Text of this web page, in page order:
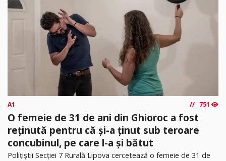
A1 751
O femeie de 31 de ani din Ghioroc a fost
reținută pentru că și-a ținut sub teroare
concubinul, pe care l-a și bătut
​Polițiștii Secției 7 Rurală Lipova cercetează o femeie de 31 de